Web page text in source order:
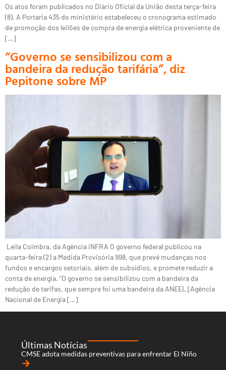
Os atos foram publicados no Diário Oficial da União desta terça-feira
(8). A Portaria 435 do ministério estabeleceu o cronograma estimado
de promoção dos leilões de compra de energia elétrica proveniente de
[…]
“Governo se sensibilizou com a
bandeira da redução tarifária”, diz
Pepitone sobre MP
Leila Coimbra, da Agência iNFRA O governo federal publicou na
quarta-feira (2) a Medida Provisória 998, que prevê mudanças nos
fundos e encargos setoriais, além de subsídios, e promete reduzir a
conta de energia. “O governo se sensibilizou com a bandeira da
redução de tarifas, que sempre foi uma bandeira da ANEEL [Agência
Nacional de Energia […]
Últimas Notícias
CMSE adota medidas preventivas para enfrentar El Niño
arrow_forward